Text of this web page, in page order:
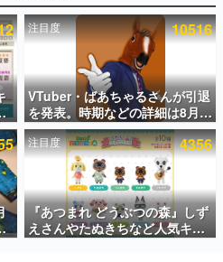
まれた、電ファミ渾身の“殿堂入り”記
。
ターの方々に製作時のエピソードをお
企画（ゲーム）とは何か？を探ってい
いけない。『赫本』は、〈試験問題〉
ー小説集です。
ゲーム市場を担う若きクリエイター達
ルーツと情熱を探っていきます。
注目度 10516
VTuber・ばあちゃるさんが引退
を発表。時期などの詳細は8月9
日15時からの配信で説明
注目度 4356
『あつまれ どうぶつの森』しず
えさんやたぬきちなど人気キャ
ラクターのフロッキードールが9